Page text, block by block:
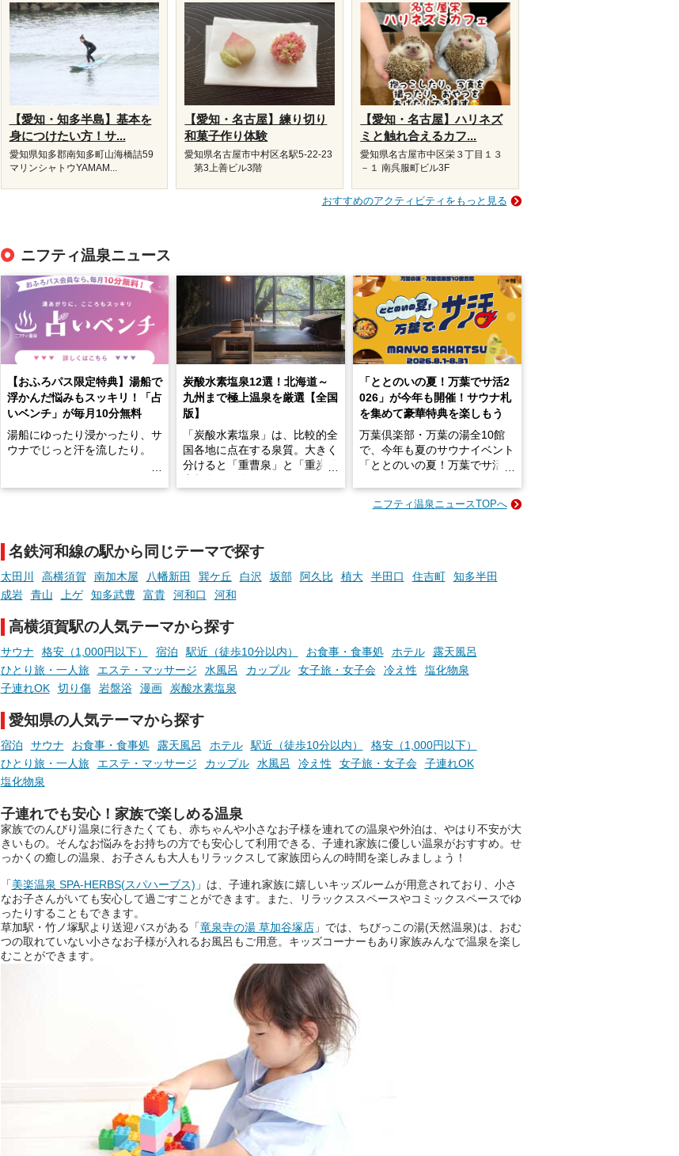
【愛知・知多半島】基本を
身につけたい方！サ...
愛知県知多郡南知多町山海橋詰59
マリンシャトウYAMAM...
【愛知・名古屋】練り切り
和菓子作り体験
愛知県名古屋市中村区名駅5-22-23
第3上善ビル3階
【愛知・名古屋】ハリネズ
ミと触れ合えるカフ...
愛知県名古屋市中区栄３丁目１３
－１ 南呉服町ビル3F
おすすめのアクティビティをもっと見る
ニフティ温泉ニュース
【おふろパス限定特典】湯船で
浮かんだ悩みもスッキリ！「占
いベンチ」が毎月10分無料
湯船にゆったり浸かったり、サ
ウナでじっと汗を流したり。
っとした悩み」が、頭に浮かん
でくることはありませんか？
お風呂でリラックスしているか
らこそ向き合える、大切な自分
の本音。
そんな心のつぶやきを、湯あが
たら素敵ですよね。
ニフティ温泉の「占いベンチ」
きをプロの占い師に相談するこ
とができるサービスです。
おふろパス会員様なら、この特
別なひとときを「毎月10分無
料」でご利用いただけます。
炭酸水素塩泉12選！北海道～
九州まで極上温泉を厳選【全国
版】
「炭酸水素塩泉」は、比較的全
国各地に点在する泉質。大きく
分けると「重曹泉」と「重炭酸
す。
今回は筆者自ら入浴した中か
ら、日本各地にある炭酸水素塩
日帰り入浴可能で、源泉かけ流
しと泉質の良さにこだわりつ
つ、万人におすすめしたい施設
を厳選しました。
「ととのいの夏！万葉でサ活2
026」が今年も開催！サウナ札
を集めて豪華特典を楽しもう
万葉倶楽部・万葉の湯全10館
で、今年も夏のサウナイベント
「ととのいの夏！万葉でサ活2
2026年8月1日（土）～8月31
札」を集めることで、オリジナ
ルグッズや無料券などの特典と
ュやアウフグースなど、サウナ
好きにはたまらない多彩なイベ
ントも予定されています。ぜひ
【PR】
この記事は万葉倶楽部株式会社
ニフティ温泉ニュースTOPへ
名鉄河和線の駅から同じテーマで探す
太田川 高横須賀 南加木屋 八幡新田 巽ケ丘 白沢 坂部 阿久比 植大 半田口 住吉町
知多半田
成岩
青山 上ゲ 知多武豊 富貴 河和口 河和
高横須賀駅の人気テーマから探す
サウナ 格安（1,000円以下） 宿泊 駅近（徒歩10分以内） お食事・食事処 ホテル
露天風呂
ひとり旅・一人旅
エステ・マッサージ 水風呂 カップル 女子旅・女子会 冷え性
塩化物泉
子連れOK
切り傷 岩盤浴 漫画 炭酸水素塩泉
愛知県の人気テーマから探す
宿泊 サウナ お食事・食事処 露天風呂 ホテル 駅近（徒歩10分以内）
格安（1,000円以下）
ひとり旅・一人旅
エステ・マッサージ カップル 水風呂 冷え性 女子旅・女子会
子連れOK
塩化物泉
子連れでも安心！家族で楽しめる温泉
家族でのんびり温泉に行きたくても、赤ちゃんや小さなお子様を連れての温泉や外泊は、やはり不安が大
きいもの。そんなお悩みをお持ちの方でも安心して利用できる、子連れ家族に優しい温泉がおすすめ。せ
っかくの癒しの温泉、お子さんも大人もリラックスして家族団らんの時間を楽しみましょう！
「美楽温泉 SPA-HERBS(スパハーブス) 」は、子連れ家族に嬉しいキッズルームが用意されており、小さ
なお子さんがいても安心して過ごすことができます。また、リラックススペースやコミックスペースでゆ
ったりすることもできます。
草加駅・竹ノ塚駅より送迎バスがある「竜泉寺の湯 草加谷塚店」では、ちびっこの湯(天然温泉)は、おむ
つの取れていない小さなお子様が入れるお風呂もご用意。キッズコーナーもあり家族みんなで温泉を楽し
むことができます。